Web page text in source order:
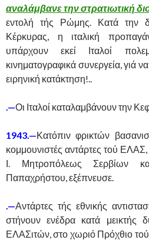
αναλάμβανε την στρατιωτική
εντολή τής Ρώμης. Κατά την
Κέρκυρας, η ιταλική
υπάρχουν εκεί Ιταλοί
κινηματογραφικά συνεργεία, γιά
ειρηνική κατάκτηση!..
.—Οι Ιταλοί καταλαμβάνουν την
1943.—Κατόπιν φρικτών
κομμουνιστές αντάρτες τού ΕΛΑΣ,
Ι. Μητροπόλεως Σερβίων
Παπαχρήστου, εξέπνευσε.
.—Αντάρτες τής εθνικής
στήνουν ενέδρα κατά μεικτής
ΕΛΑΣιτών, στο χωριό Πρόχθιο